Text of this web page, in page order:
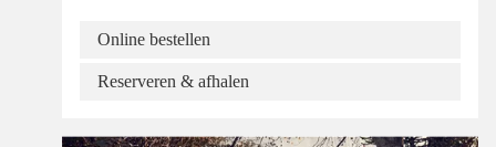
Online bestellen
Reserveren & afhalen